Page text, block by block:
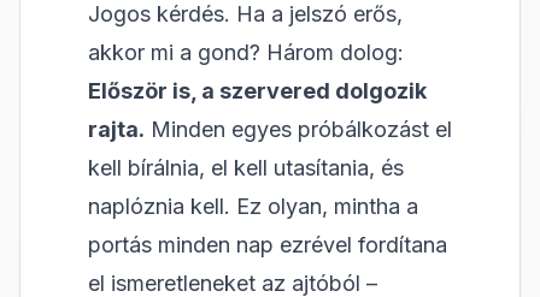
Jogos kérdés. Ha a jelszó erős,
akkor mi a gond? Három dolog:
Először is, a szervered dolgozik
rajta. Minden egyes próbálkozást el
kell bírálnia, el kell utasítania, és
naplóznia kell. Ez olyan, mintha a
portás minden nap ezrével fordítana
el ismeretleneket az ajtóból –